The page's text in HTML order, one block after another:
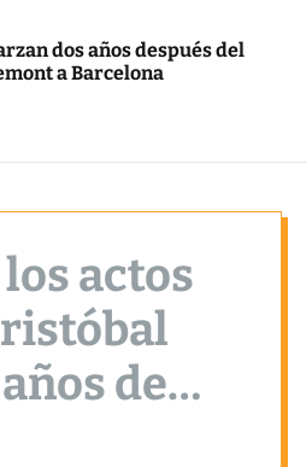
dos años después del
a Barcelona
actos
de